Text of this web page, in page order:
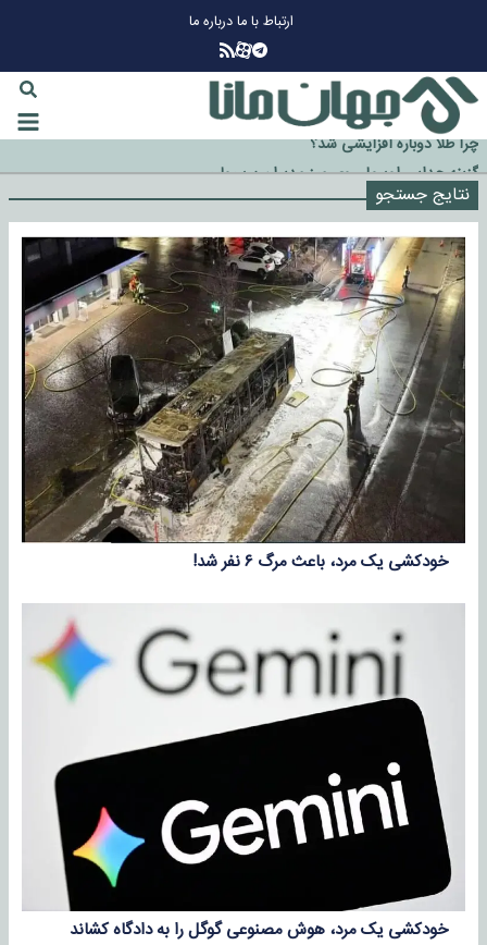
ارتباط با مادرباره ما
چرا طلا دوباره افزایشی شد؟
گزینه جدایی اوسمار روی میز مدیران پرسپولیس
آیا رئیس جمهور آمریکا قانون را دور می‌زند؟
اخراج رسمی چهره نامدار از پرسپولیس
سازمان اطلاعات سپاه: پروژه دولت ترامپ برای مهار چین، روسیه و اروپا شکست
خورد
نتایج جستجو
خودکشی یک مرد، باعث مرگ ۶ نفر شد!
خودکشی یک مرد، هوش مصنوعی گوگل را به دادگاه کشاند